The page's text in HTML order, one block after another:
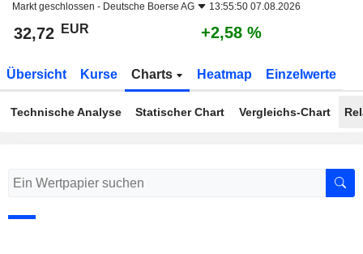
Markt geschlossen - Deutsche Boerse AG 13:55:50 07.08.2026
32,72 EUR +2,58 %
Übersicht Kurse Charts Heatmap Einzelwerte
Technische Analyse Statischer Chart Vergleichs-Chart